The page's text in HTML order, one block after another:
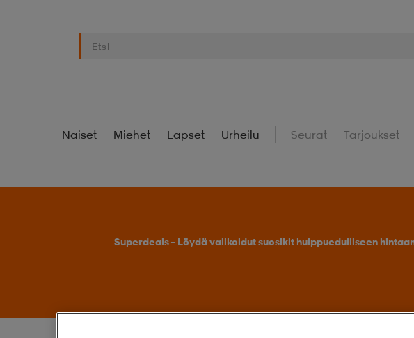
Naiset Miehet Lapset Urheilu Seurat Tarjoukset
Superdeals – Löydä valikoidut suosikit huippuedulliseen